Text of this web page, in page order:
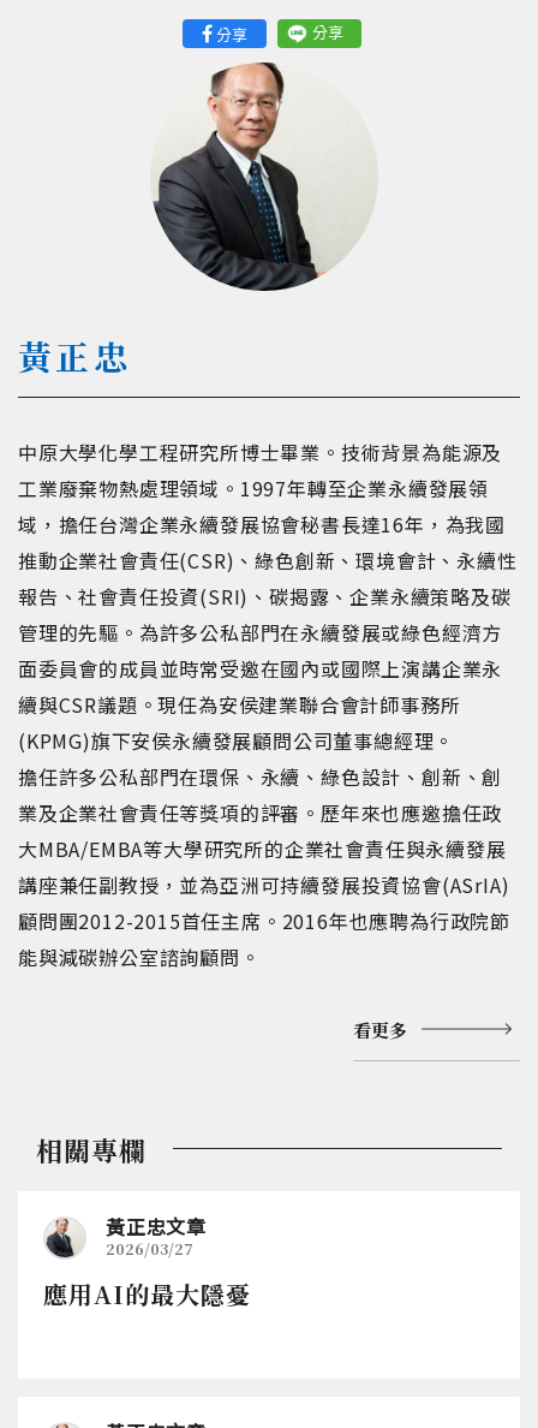
分享 分享
黃正忠
中原大學化學工程研究所博士畢業。技術背景為能源及
工業廢棄物熱處理領域。1997年轉至企業永續發展領
域，擔任台灣企業永續發展協會秘書長達16年，為我國
推動企業社會責任(CSR)、綠色創新、環境會計、永續性
報告、社會責任投資(SRI)、碳揭露、企業永續策略及碳
管理的先驅。為許多公私部門在永續發展或綠色經濟方
面委員會的成員並時常受邀在國內或國際上演講企業永
續與CSR議題。現任為安侯建業聯合會計師事務所
(KPMG)旗下安侯永續發展顧問公司董事總經理。
擔任許多公私部門在環保、永續、綠色設計、創新、創
業及企業社會責任等獎項的評審。歷年來也應邀擔任政
大MBA/EMBA等大學研究所的企業社會責任與永續發展
講座兼任副教授，並為亞洲可持續發展投資協會(ASrIA)
顧問團2012-2015首任主席。2016年也應聘為行政院節
能與減碳辦公室諮詢顧問。
看更多
相關專欄
黃正忠文章
2026/03/27
應用AI的最大隱憂